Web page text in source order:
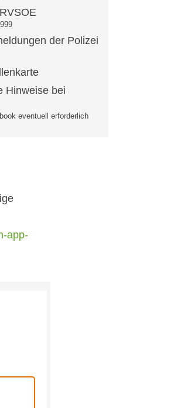
der Polizei
Hinweise bei
eventuell erforderlich
app-